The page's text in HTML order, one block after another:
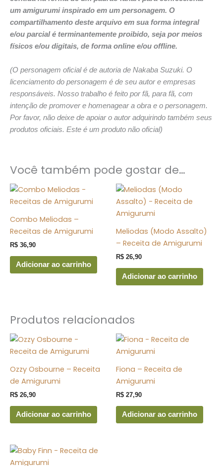
um amigurumi inspirado em um personagem. O
compartilhamento deste arquivo em sua forma integral
e/ou parcial é terminantemente proibido, seja por meios
físicos e/ou digitais, de forma online e/ou offline.
(O personagem oficial é de autoria de Nakaba Suzuki. O
licenciamento do personagem é de seu autor e empresas
responsáveis. Nosso trabalho é feito por fã, para fã, com
intenção de promover e homenagear a obra e o personagem.
Por favor, não deixe de apoiar o autor adquirindo também seus
produtos oficiais. Este é um produto não oficial)
Você também pode gostar de…
Combo Meliodas –
Receitas de Amigurumi
R$ 36,90
Adicionar ao carrinho
Meliodas (Modo Assalto)
– Receita de Amigurumi
R$ 26,90
Adicionar ao carrinho
Produtos relacionados
Ozzy Osbourne – Receita
de Amigurumi
R$ 26,90
Adicionar ao carrinho
Fiona – Receita de
Amigurumi
R$ 27,90
Adicionar ao carrinho